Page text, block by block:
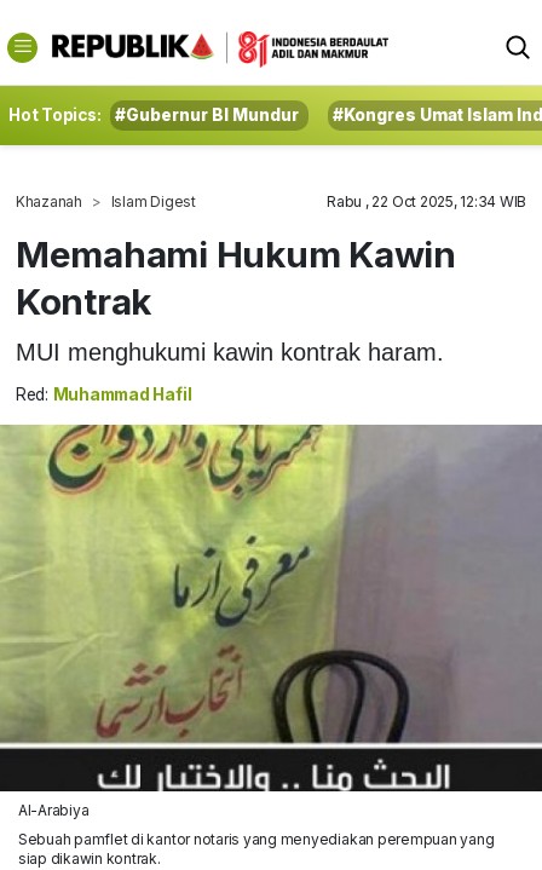
Hot Topics: #Gubernur BI Mundur #Kongres Umat Islam
Khazanah Islam Digest Rabu , 22 Oct 2025, 12:34 WIB
Memahami Hukum Kawin
Kontrak
MUI menghukumi kawin kontrak haram.
Red: Muhammad Hafil
Al-Arabiya
Sebuah pamflet di kantor notaris yang menyediakan perempuan yang
siap dikawin kontrak.